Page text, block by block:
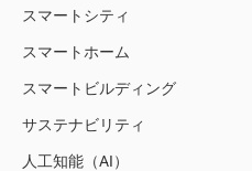
スマートシティ
スマートホーム
スマートビルディング
サステナビリティ
人工知能（AI）